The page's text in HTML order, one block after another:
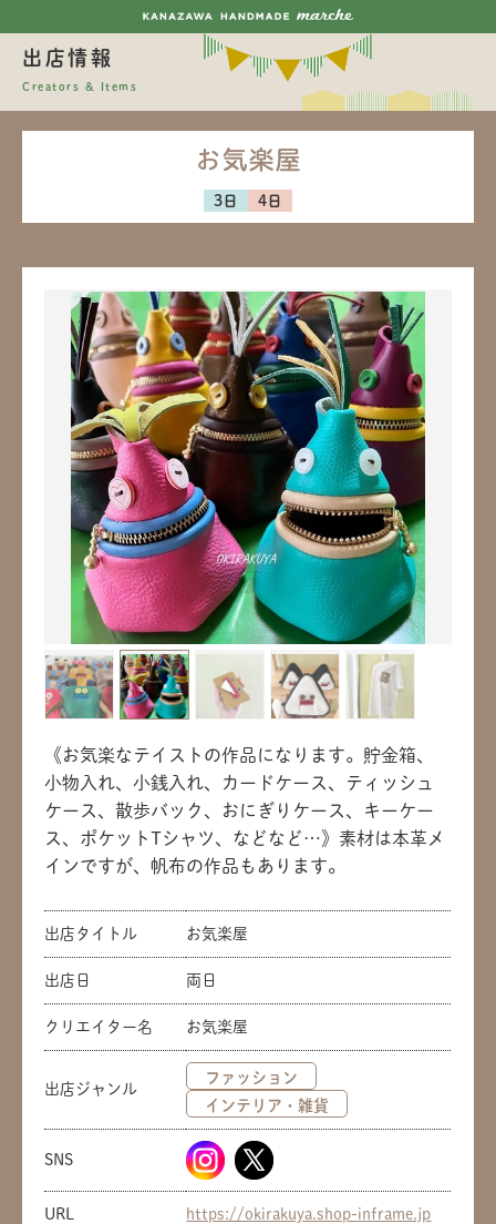
出店情報
Creators & Items
お気楽屋
《お気楽なテイストの作品になります。貯金箱、
小物入れ、小銭入れ、カードケース、ティッシュ
ケース、散歩バック、おにぎりケース、キーケー
ス、ポケットTシャツ、などなど…》素材は本革メ
インですが、帆布の作品もあります。
出店タイトル お気楽屋
出店日 両日
クリエイター名 お気楽屋
出店ジャンル
ファッション
インテリア・雑貨
SNS
URL https://okirakuya.shop-inframe.jp